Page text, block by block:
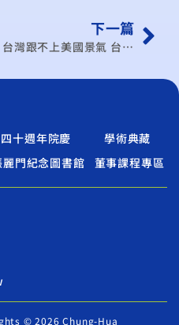
下一篇
台灣跟不上美國景氣 台灣PMI連3跌
四十週年院慶
學術典藏
麗門紀念圖書館
董事課程專區
© 2026 Chung-Hua